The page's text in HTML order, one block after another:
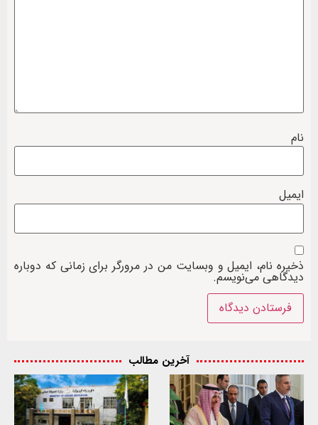
نام
ایمیل
ذخیره نام، ایمیل و وبسایت من در مرورگر برای زمانی که دوباره
دیدگاهی می‌نویسم.
آخرین مطالب